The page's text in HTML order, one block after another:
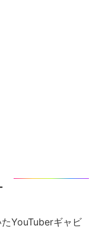
YouTuberギャビ